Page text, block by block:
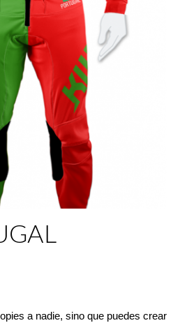
a nadie, sino que puedes crear